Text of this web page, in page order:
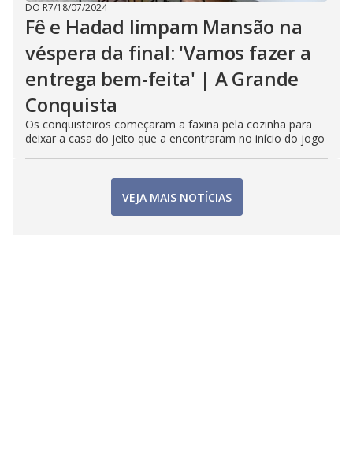
DO R7/18/07/2024
Fê e Hadad limpam Mansão na
véspera da final: 'Vamos fazer a
entrega bem-feita' | A Grande
Conquista
Os conquisteiros começaram a faxina pela cozinha para
deixar a casa do jeito que a encontraram no início do jogo
VEJA MAIS NOTÍCIAS